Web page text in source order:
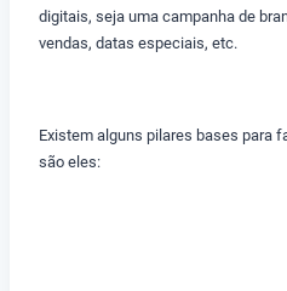
digitais, seja uma campanha de
vendas, datas especiais, etc.
Existem alguns pilares bases para
são eles: